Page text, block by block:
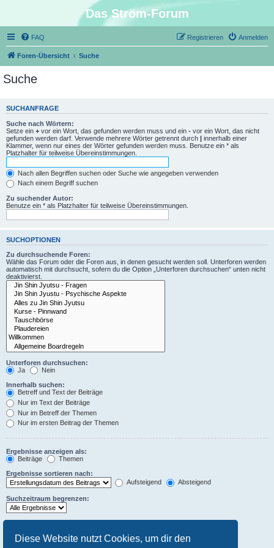
Diese Website nutzt Cookies, um dir den
Das Ström-Forum
FAQ Anmelden
Registrieren
Foren-Übersicht Suche
Suche
SUCHANFRAGE
Suche nach Wörtern:
Setze ein + vor ein Wort, das gefunden werden muss und ein - vor ein Wort, das nicht
gefunden werden darf. Verwende mehrere Wörter getrennt durch | innerhalb einer
Klammer, wenn nur eines der Wörter gefunden werden muss. Benutze ein * als
Platzhalter für teilweise Übereinstimmungen.
Nach allen Begriffen suchen oder Suche wie angegeben verwenden
Nach einem Begriff suchen
Zu suchender Autor:
Benutze ein * als Platzhalter für teilweise Übereinstimmungen.
SUCHOPTIONEN
Zu durchsuchende Foren:
Wähle das Forum oder die Foren aus, in denen gesucht werden soll. Unterforen werden
automatisch mit durchsucht, sofern du die Option „Unterforen durchsuchen“ unten nicht
deaktivierst.
Unterforen durchsuchen:
Ja
Nein
Innerhalb suchen:
Betreff und Text der Beiträge
Nur im Text der Beiträge
Nur im Betreff der Themen
Nur im ersten Beitrag der Themen
Ergebnisse anzeigen als:
Beiträge
Themen
Ergebnisse sortieren nach:
Aufsteigend
Absteigend
Suchzeitraum begrenzen:
Zeichen der Beiträge anzeigen